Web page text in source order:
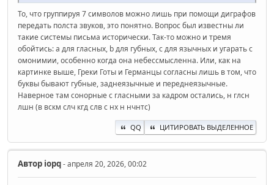
То, что группируя 7 символов можно лишь при помощи диграфов
передать полста звуков, это понятно. Вопрос был известны ли
такие системы письма исторически. Так-то можно и тремя
обойтись: a для гласных, b для губных, c для язычных и угарать с
омонимии, особенно когда она небессмысленна. Или, как на
картинке выше, Греки Готы и Германцы согласны лишь в том, что
буквы бывают губные, заднеязычные и переднеязычные.
Наверное там сонорные с гласными за кадром остались, н глсн
лшн (в вскм слч кгд слв с нх н нчнтс)
QQ ЦИТИРОВАТЬ ВЫДЕЛЕННОЕ
Автор iopq- апреля 20, 2026, 00:02